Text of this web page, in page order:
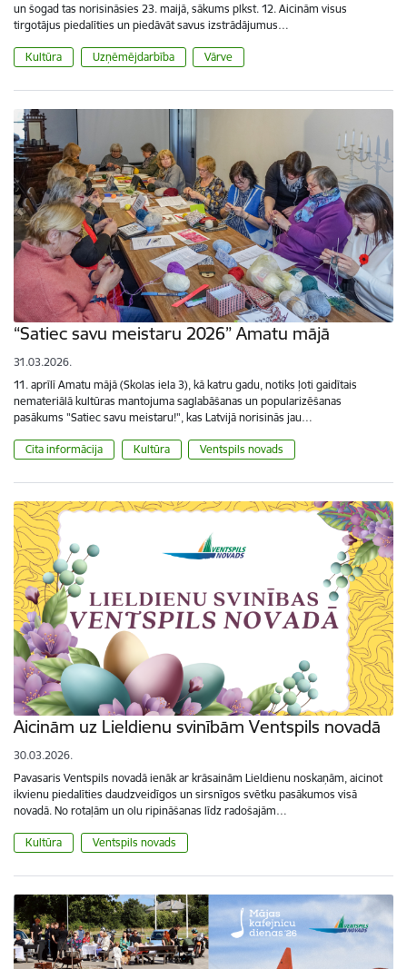
un šogad tas norisināsies 23. maijā, sākums plkst. 12. Aicinām visus
tirgotājus piedalīties un piedāvāt savus izstrādājumus…
Kultūra Uzņēmējdarbība Vārve
“Satiec savu meistaru 2026” Amatu mājā
31.03.2026.
11. aprīlī Amatu mājā (Skolas iela 3), kā katru gadu, notiks ļoti gaidītais
nemateriālā kultūras mantojuma saglabāšanas un popularizēšanas
pasākums "Satiec savu meistaru!", kas Latvijā norisinās jau…
Cita informācija Kultūra Ventspils novads
Aicinām uz Lieldienu svinībām Ventspils novadā
30.03.2026.
Pavasaris Ventspils novadā ienāk ar krāsainām Lieldienu noskaņām, aicinot
ikvienu piedalīties daudzveidīgos un sirsnīgos svētku pasākumos visā
novadā. No rotaļām un olu ripināšanas līdz radošajām…
Kultūra Ventspils novads